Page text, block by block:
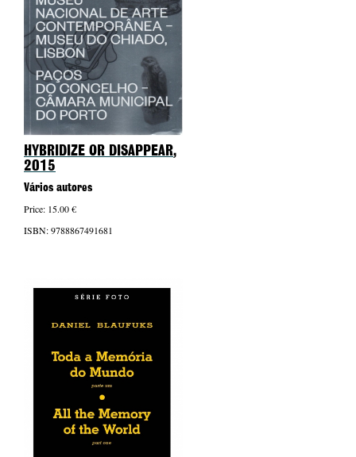
HYBRIDIZE OR DISAPPEAR,
2015
Vários autores
Price: 15.00 €
ISBN: 9788867491681